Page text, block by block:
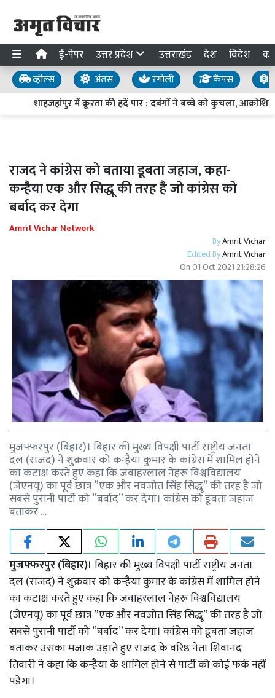
ई-पेपर उत्तर प्रदेश उत्तराखंड देश विदेश
व्हील्स अंतस रंगोली कैंपस
शाहजहांपुर में क्रूरता की हदें पार : दबंगों ने बच्चे को कुचला,
राजद ने कांग्रेस को बताया डूबता जहाज, कहा-
कन्हैया एक और सिद्धू की तरह है जो कांग्रेस को
बर्बाद कर देगा
Amrit Vichar Network
ByAmrit Vichar
Edited ByAmrit Vichar
On01 Oct 2021 21:28:26
मुजफ्फरपुर (बिहार)। बिहार की मुख्य विपक्षी पार्टी राष्ट्रीय जनता
दल (राजद) ने शुक्रवार को कन्हैया कुमार के कांग्रेस में शामिल होने
का कटाक्ष करते हुए कहा कि जवाहरलाल नेहरू विश्वविद्यालय
(जेएनयू) का पूर्व छात्र ”एक और नवजोत सिंह सिद्धू” की तरह है जो
सबसे पुरानी पार्टी को ”बर्बाद” कर देगा। कांग्रेस को डूबता जहाज
बताकर …
मुजफ्फरपुर (बिहार)। बिहार की मुख्य विपक्षी पार्टी राष्ट्रीय जनता
दल (राजद) ने शुक्रवार को कन्हैया कुमार के कांग्रेस में शामिल होने
का कटाक्ष करते हुए कहा कि जवाहरलाल नेहरू विश्वविद्यालय
(जेएनयू) का पूर्व छात्र ”एक और नवजोत सिंह सिद्धू” की तरह है जो
सबसे पुरानी पार्टी को ”बर्बाद” कर देगा। कांग्रेस को डूबता जहाज
बताकर उसका मजाक उड़ाते हुए राजद के वरिष्ठ नेता शिवानंद
तिवारी ने कहा कि कन्हैया के शामिल होने से पार्टी को कोई फर्क नहीं
पड़ेगा।